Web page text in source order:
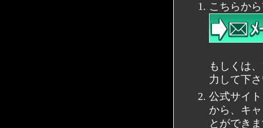
こちらか
もしくは
力して下
公式サイ
から、キ
とができ